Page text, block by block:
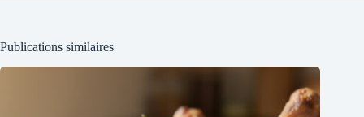
Publications similaires